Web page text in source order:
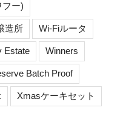
フー)
造所 Wi-Fiルータ
Estate Winners
Batch Proof
Xmasケーキセット